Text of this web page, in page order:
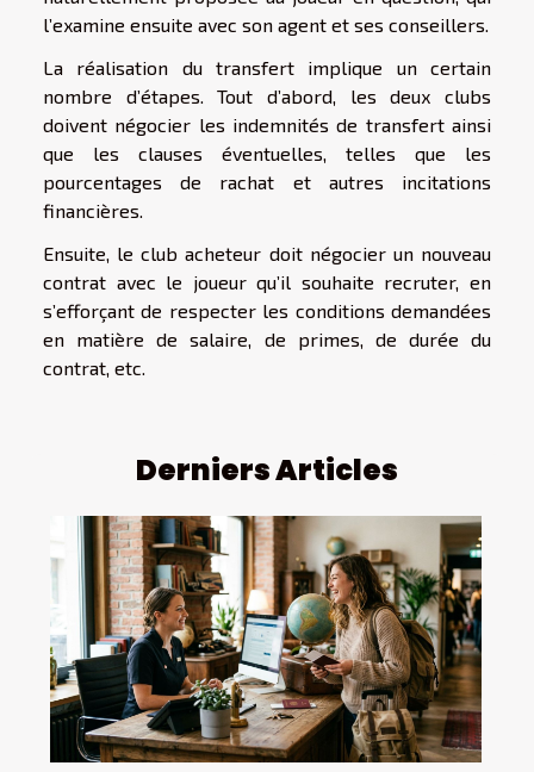
l’examine ensuite avec son agent et ses conseillers.
La réalisation du transfert implique un certain
nombre d’étapes. Tout d’abord, les deux clubs
doivent négocier les indemnités de transfert ainsi
que les clauses éventuelles, telles que les
pourcentages de rachat et autres incitations
financières.
Ensuite, le club acheteur doit négocier un nouveau
contrat avec le joueur qu’il souhaite recruter, en
s’efforçant de respecter les conditions demandées
en matière de salaire, de primes, de durée du
contrat, etc.
Derniers Articles